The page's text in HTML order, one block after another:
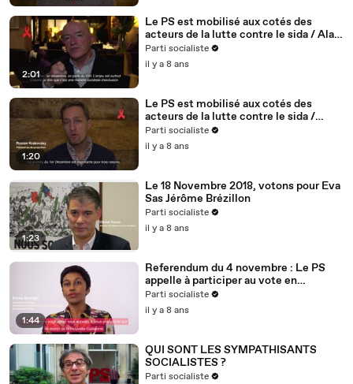
2:01
Le PS est mobilisé aux cotés des
acteurs de la lutte contre le sida / Alain
BONNINEAU, président de AIDES IDF /
4/5
Parti socialiste
il y a 8 ans
1:20
Le PS est mobilisé aux cotés des
acteurs de la lutte contre le sida /
Roman Krakovsky, président de
Séropotes - 3/5
Parti socialiste
il y a 8 ans
1:23
Le 18 Novembre 2018, votons pour Eva
Sas Jérôme Brézillon
Parti socialiste
il y a 8 ans
1:44
Referendum du 4 novembre : Le PS
appelle à participer au vote en
Nouvelle-Calédonie
Parti socialiste
il y a 8 ans
QUI SONT LES SYMPATHISANTS
SOCIALISTES ?
Parti socialiste